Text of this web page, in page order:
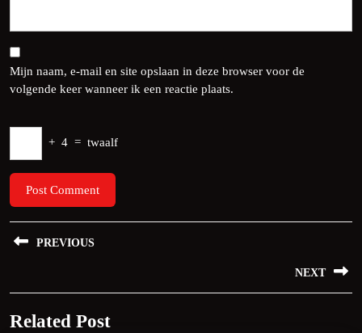
Mijn naam, e-mail en site opslaan in deze browser voor de
volgende keer wanneer ik een reactie plaats.
+ 4 = twaalf
Bericht
PREVIOUS
post:
NEXT
Next
post:
Related Post